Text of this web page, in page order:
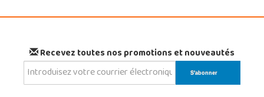
Recevez toutes nos promotions et nouveautés